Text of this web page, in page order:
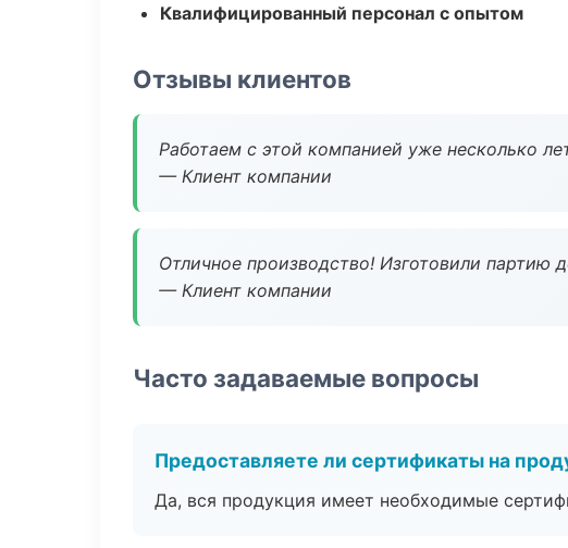
Квалифицированный персонал с опытом
Отзывы клиентов
Работаем с этой компанией уже несколько
— Клиент компании
Отличное производство! Изготовили партию
— Клиент компании
Часто задаваемые вопросы
Предоставляете ли сертификаты на
Да, вся продукция имеет необходимые